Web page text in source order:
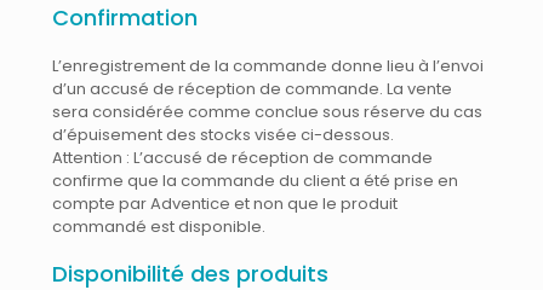
Confirmation
L’enregistrement de la commande donne lieu à l’envoi
d’un accusé de réception de commande. La vente
sera considérée comme conclue sous réserve du cas
d’épuisement des stocks visée ci-dessous.
Attention : L’accusé de réception de commande
confirme que la commande du client a été prise en
compte par Adventice et non que le produit
commandé est disponible.
Disponibilité des produits